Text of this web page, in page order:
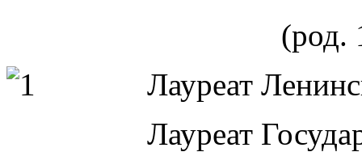
(род.
Лауреат
Лауреат